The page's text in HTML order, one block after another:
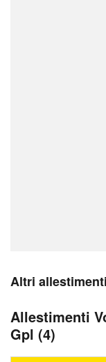
Altri
Allestimenti
Gpl (4)